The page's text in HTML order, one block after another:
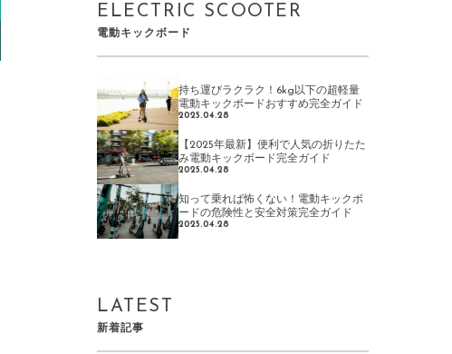
ELECTRIC SCOOTER
電動キックボード
持ち運びラクラク！6kg以下の超軽量
電動キックボードおすすめ完全ガイド
2025.04.28
【2025年最新】便利で人気の折りたた
み電動キックボード完全ガイド
2025.04.28
知って乗れば怖くない！電動キックボ
ードの危険性と安全対策完全ガイド
2025.04.28
LATEST
新着記事